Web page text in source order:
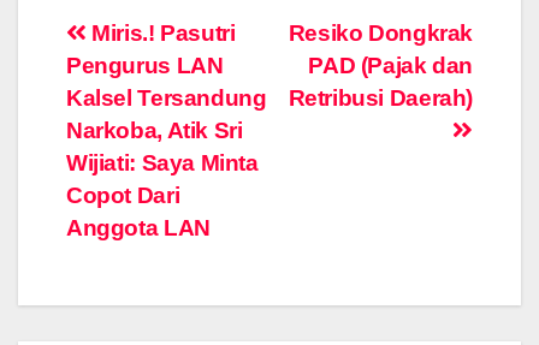
c
e
b
o
o
k
at
s
A
p
p
e
gr
a
m
ail tt
er
ss
e
n
k
e
dI
p
y
Li
Post
navigation
Resiko Dongkrak
PAD (Pajak dan
Retribusi Daerah)
Miris.! Pasutri
Pengurus LAN
Kalsel Tersandung
Narkoba, Atik Sri
Wijiati: Saya Minta
Copot Dari
Anggota LAN